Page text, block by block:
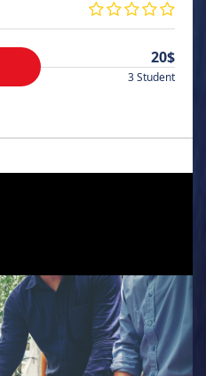
20$
3 Student